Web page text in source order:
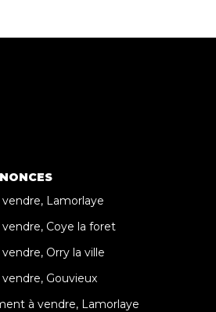
vendre, Lamorlaye
vendre, Coye la foret
Orry la ville
Gouvieux
à vendre, Lamorlaye